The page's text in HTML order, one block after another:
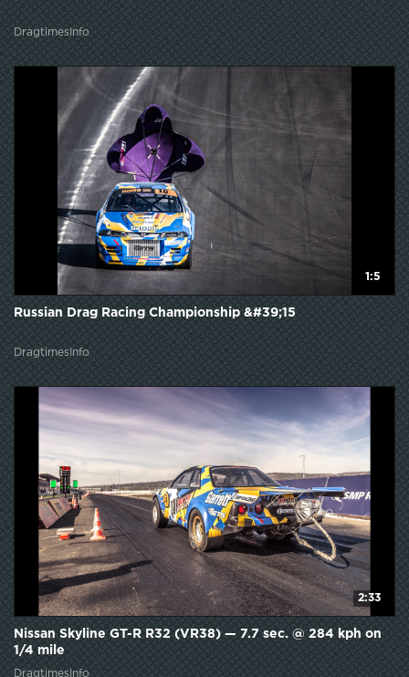
DragtimesInfo
1:5
Russian Drag Racing Championship &#39;15
DragtimesInfo
2:33
Nissan Skyline GT-R R32 (VR38) — 7.7 sec. @ 284 kph on
1/4 mile
DragtimesInfo